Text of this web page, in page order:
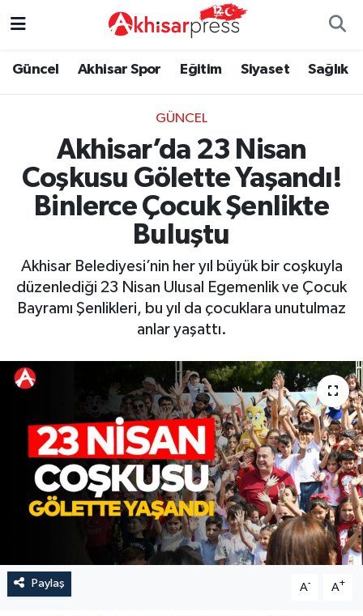
Güncel Akhisar Spor Eğitim Siyaset Sağlık
GÜNCEL
Akhisar’da 23 Nisan
Coşkusu Gölette Yaşandı!
Binlerce Çocuk Şenlikte
Buluştu
Akhisar Belediyesi’nin her yıl büyük bir coşkuyla
düzenlediği 23 Nisan Ulusal Egemenlik ve Çocuk
Bayramı Şenlikleri, bu yıl da çocuklara unutulmaz
anlar yaşattı.
Paylaş A- A+
Güncel
Eğitim
Siyaset
Ekonomi
Tarım-Gıda
Duyurular
Magazin
Duyurular
Tarım-Gıda
Röportaj
Dünya
Teknoloji
Yerel Haber
Akhisar Emlak
Etiketler
Güncel
Siyaset
Akhisar Spor
Ekonomi
Magazin
Duyurular
Tarım-Gıda
Sektörel
Röportaj
Yaşam
Manisa Nöbetçi Eczaneler
Manisa Namaz Vakitleri
Manisa Trafik Yoğunluk Haritası
Süper Lig Puan Durumu ve Fikstür
Tüm Manşetler
Son Dakika Haberleri